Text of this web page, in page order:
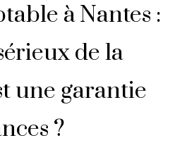
à Nantes :
de la
une garantie
?